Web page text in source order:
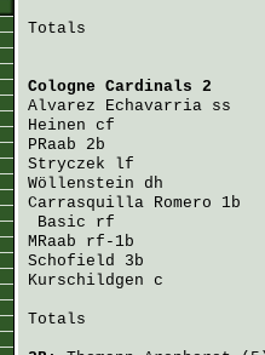
Totals
Cologne Cardinals 2
Alvarez Echavarria ss
Heinen cf
PRaab 2b
Stryczek lf
Wöllenstein dh
Carrasquilla Romero 1b
Basic rf
MRaab rf-1b
Schofield 3b
Kurschildgen c
Totals